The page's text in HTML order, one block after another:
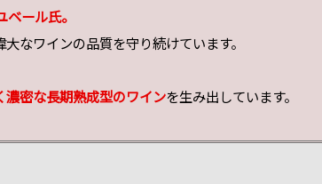
ール氏。
なワインの品質を守り続けています。
濃密な長期熟成型のワインを生み出しています。